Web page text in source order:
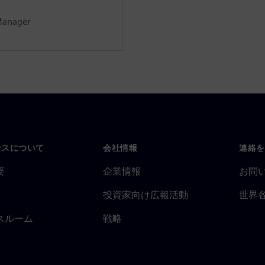
について
ルーム
会社情報
企業情報
投資家向け広報活動
戦略
連絡
お問
世界